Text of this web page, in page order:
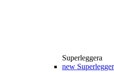
Superleggera
new